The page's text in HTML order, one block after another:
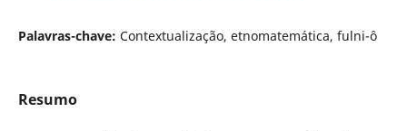
Palavras-chave: Contextualização, etnomatemática, fulni-ô
Resumo